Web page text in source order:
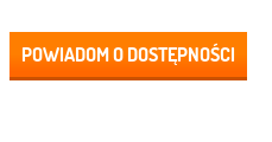
POWIADOM O DOSTĘPNOŚCI